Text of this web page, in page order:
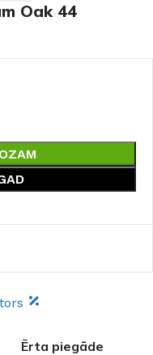
Oak 44
Ērta piegāde